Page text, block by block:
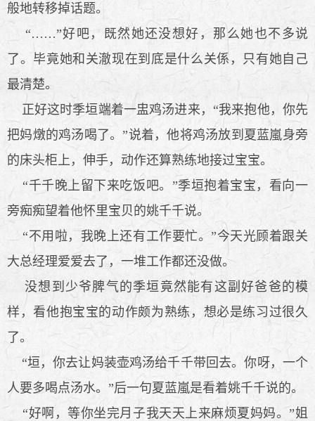
般地转移掉话题。
“……”好吧，既然她还没想好，那么她也不多说
了。毕竟她和关澈现在到底是什么关係，只有她自己
最清楚。
正好这时季垣端着一盅鸡汤进来，“我来抱他，你先
把妈燉的鸡汤喝了。”说着，他将鸡汤放到夏蓝嵐身旁
的床头柜上，伸手，动作还算熟练地接过宝宝。
“千千晚上留下来吃饭吧。”季垣抱着宝宝，看向一
旁痴痴望着他怀里宝贝的姚千千说。
“不用啦，我晚上还有工作要忙。”今天光顾着跟关
大总经理爱爱去了，一堆工作都还没做。
没想到少爷脾气的季垣竟然能有这副好爸爸的模
样，看他抱宝宝的动作颇为熟练，想必是练习过很久
了。
“垣，你去让妈装壶鸡汤给千千带回去。你呀，一个
人要多喝点汤水。”后一句夏蓝嵐是看着姚千千说的。
“好啊，等你坐完月子我天天上来麻烦夏妈妈。”姐